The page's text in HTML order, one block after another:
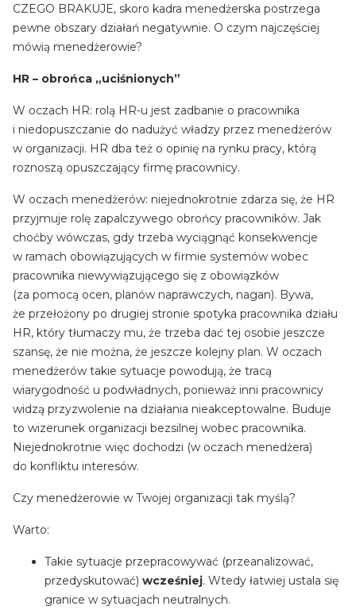
CZEGO BRAKUJE, skoro kadra menedżerska postrzega
pewne obszary działań negatywnie. O czym najczęściej
mówią menedżerowie?
HR – obrońca „uciśnionych”
W oczach HR: rolą HR-u jest zadbanie o pracownika
i niedopuszczanie do nadużyć władzy przez menedżerów
w organizacji. HR dba też o opinię na rynku pracy, którą
roznoszą opuszczający firmę pracownicy.
W oczach menedżerów: niejednokrotnie zdarza się, że HR
przyjmuje rolę zapalczywego obrońcy pracowników. Jak
choćby wówczas, gdy trzeba wyciągnąć konsekwencje
w ramach obowiązujących w firmie systemów wobec
pracownika niewywiązującego się z obowiązków
(za pomocą ocen, planów naprawczych, nagan). Bywa,
że przełożony po drugiej stronie spotyka pracownika działu
HR, który tłumaczy mu, że trzeba dać tej osobie jeszcze
szansę, że nie można, że jeszcze kolejny plan. W oczach
menedżerów takie sytuacje powodują, że tracą
wiarygodność u podwładnych, ponieważ inni pracownicy
widzą przyzwolenie na działania nieakceptowalne. Buduje
to wizerunek organizacji bezsilnej wobec pracownika.
Niejednokrotnie więc dochodzi (w oczach menedżera)
do konfliktu interesów.
Czy menedżerowie w Twojej organizacji tak myślą?
Warto:
Takie sytuacje przepracowywać (przeanalizować,
przedyskutować) wcześniej. Wtedy łatwiej ustala się
granice w sytuacjach neutralnych.